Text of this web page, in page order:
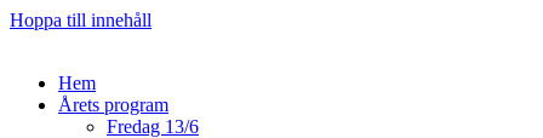
Hoppa till innehåll
Hem
Årets program
Fredag 13/6